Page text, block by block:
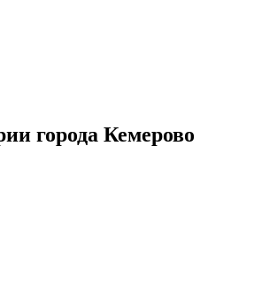
города Кемерово